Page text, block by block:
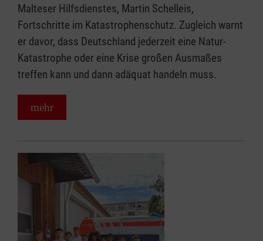
Malteser Hilfsdienstes, Martin Schelleis,
Fortschritte im Katastrophenschutz. Zugleich warnt
er davor, dass Deutschland jederzeit eine Natur-
Katastrophe oder eine Krise großen Ausmaßes
treffen kann und dann adäquat handeln muss.
mehr